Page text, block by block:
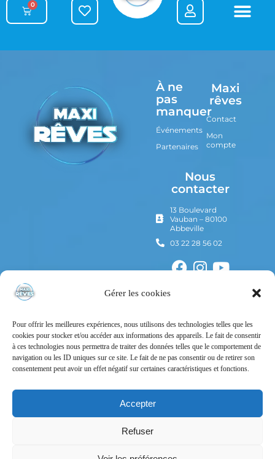
Gérer les cookies
Pour offrir les meilleures expériences, nous utilisons des technologies telles que les
cookies pour stocker et/ou accéder aux informations des appareils. Le fait de consentir
à ces technologies nous permettra de traiter des données telles que le comportement de
navigation ou les ID uniques sur ce site. Le fait de ne pas consentir ou de retirer son
consentement peut avoir un effet négatif sur certaines caractéristiques et fonctions.
Accepter
Refuser
0
À ne
pas
manquer
Événements
Partenaires
Maxi
rêves
Contact
Mon
compte
Nous
contacter
13 Boulevard
Vauban – 80100
Abbeville
03 22 28 56 02
Mentions Légales Politique de confidentialité
Conditions Générales d’Utilisation